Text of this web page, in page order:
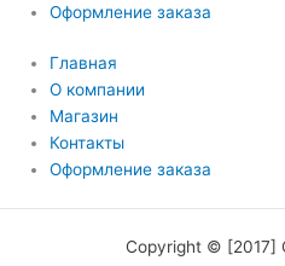
Оформление заказа
Главная
О компании
Магазин
Контакты
Оформление заказа
Copyright © [2017]